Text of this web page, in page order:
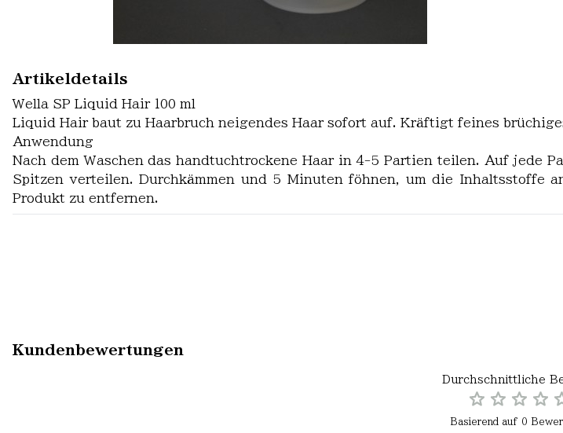
Artikeldetails
Wella SP Liquid Hair 100 ml
Liquid Hair baut zu Haarbruch neigendes Haar sofort auf. Kräftigt feines
Anwendung
Nach dem Waschen das handtuchtrockene Haar in 4-5 Partien teilen. Auf jede
Spitzen verteilen. Durchkämmen und 5 Minuten föhnen, um die Inhaltsstoffe
Produkt zu entfernen.
Kundenbewertungen
Durchschnittliche
Basierend auf 0